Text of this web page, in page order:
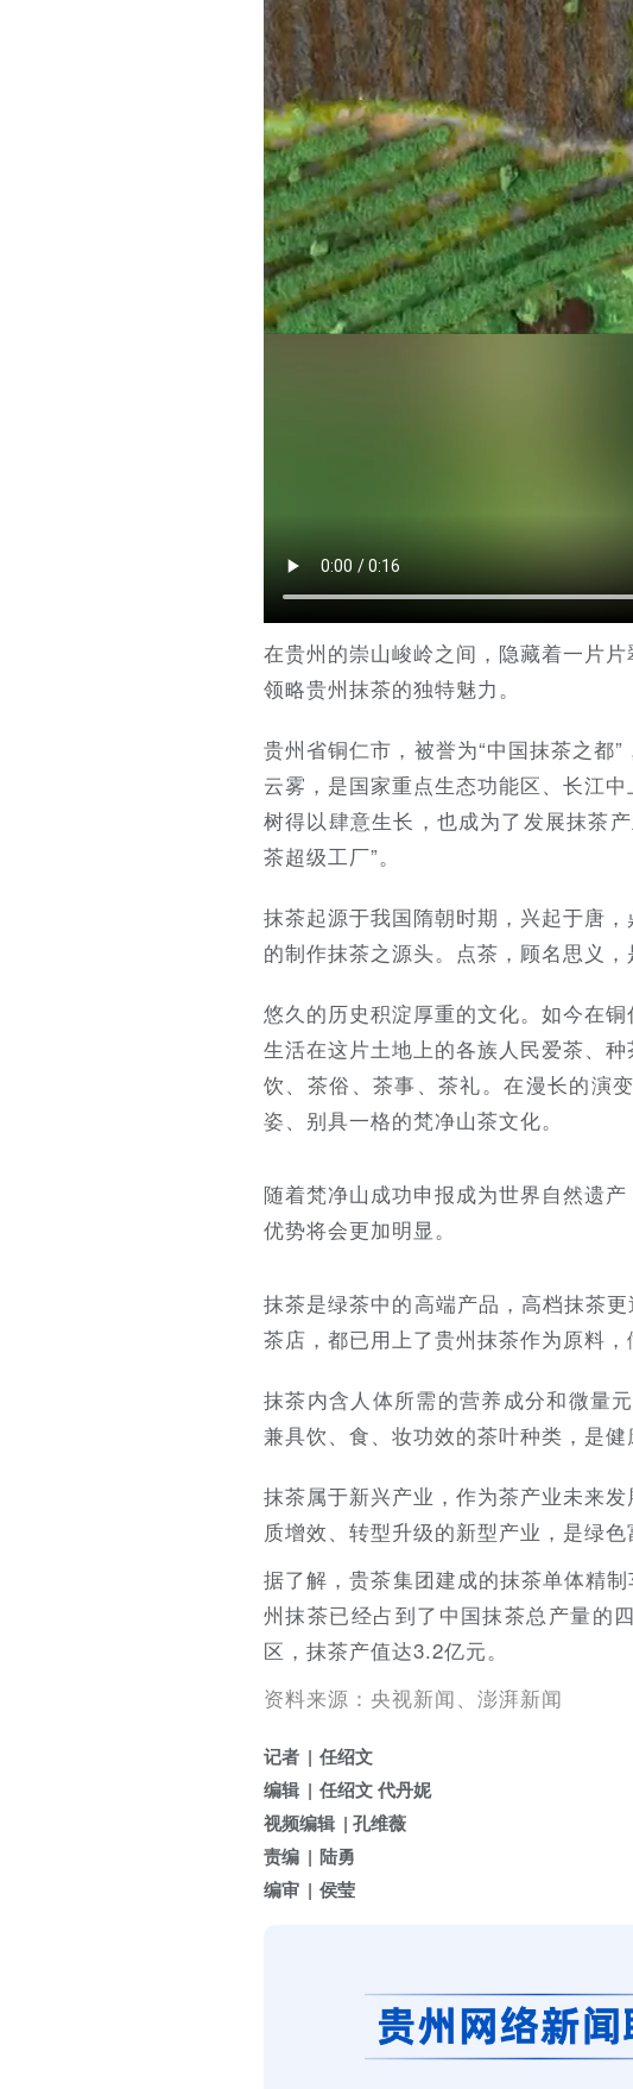
在贵州的崇山峻岭之间，隐藏着一片
领略贵州抹茶的独特魅力。
贵州省铜仁市，被誉为“中国抹茶之
云雾，是国家重点生态功能区、长江
树得以肆意生长，也成为了发展抹茶
茶超级工厂”。
抹茶起源于我国隋朝时期，兴起于唐
的制作抹茶之源头。点茶，顾名思义
悠久的历史积淀厚重的文化。如今在
生活在这片土地上的各族人民爱茶、
饮、茶俗、茶事、茶礼。在漫长的演
姿、别具一格的梵净山茶文化。
随着梵净山成功申报成为世界自然遗
优势将会更加明显。
抹茶是绿茶中的高端产品，高档抹茶
茶店，都已用上了贵州抹茶作为原料，
抹茶内含人体所需的营养成分和微量
兼具饮、食、妆功效的茶叶种类，是健
抹茶属于新兴产业，作为茶产业未来
质增效、转型升级的新型产业，是绿色
据了解，贵茶集团建成的抹茶单体精
州抹茶已经占到了中国抹茶总产量的
区，抹茶产值达3.2亿元。
资料来源：央视新闻、澎湃新闻
记者
任绍文
编辑
任绍文 代丹妮
视频编辑
孔维薇
责编
陆勇
编审
侯莹